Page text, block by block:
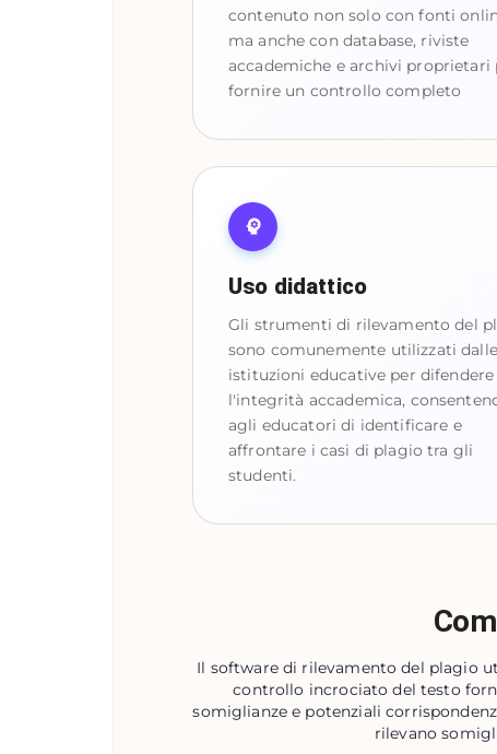
contenuto non solo con fonti
ma anche con database, riviste
accademiche e archivi proprietari
fornire un controllo completo
Uso didattico
Gli strumenti di rilevamento del
sono comunemente utilizzati dalle
istituzioni educative per difendere
l'integrità accademica,
agli educatori di identificare e
affrontare i casi di plagio tra gli
studenti.
Il software di rilevamento del plagio
controllo incrociato del testo
somiglianze e potenziali
rilevano